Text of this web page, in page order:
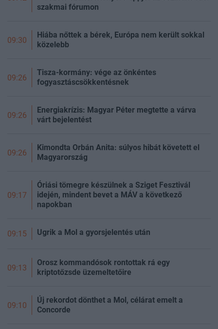
szakmai fórumon
09:30
Hiába nőttek a bérek, Európa nem került sokkal
közelebb
09:26
Tisza-kormány: vége az önkéntes
fogyasztáscsökkentésnek
09:26
Energiakrízis: Magyar Péter megtette a várva
várt bejelentést
09:26
Kimondta Orbán Anita: súlyos hibát követett el
Magyarország
09:17
Óriási tömegre készülnek a Sziget Fesztivál
idején, mindent bevet a MÁV a következő
napokban
09:15 Ugrik a Mol a gyorsjelentés után
09:13
Orosz kommandósok rontottak rá egy
kriptotőzsde üzemeltetőire
09:10
Új rekordot dönthet a Mol, célárat emelt a
Concorde